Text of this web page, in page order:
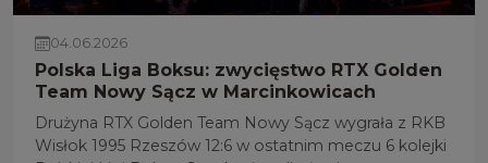
04.06.2026
Polska Liga Boksu: zwycięstwo RTX Golden
Team Nowy Sącz w Marcinkowicach
Drużyna RTX Golden Team Nowy Sącz wygrała z RKB
Wisłok 1995 Rzeszów 12:6 w ostatnim meczu 6 kolejki